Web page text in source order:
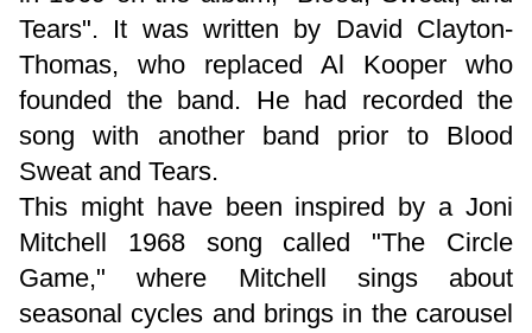
Tears". It was written by David Clayton-
Thomas, who replacedAl Kooper who
founded the band. He had recorded the
song with another band prior to Blood
Sweat and Tears.
This might have been inspired by a Joni
Mitchell 1968 song called "The Circle
Game," where Mitchell sings about
seasonal cycles and brings in the carousel